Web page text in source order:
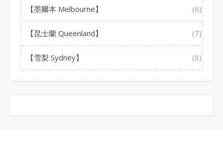
【墨爾本 Melbourne】 (6)
【昆士蘭 Queenland】 (7)
【雪梨 Sydney】 (8)